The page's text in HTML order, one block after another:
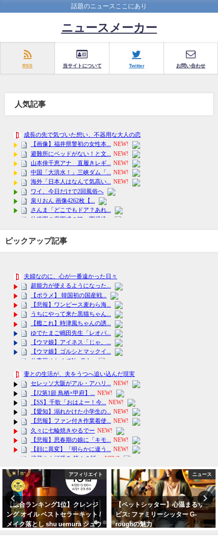
話題のニュースここにあり
ニュースメーカー
RSS 当サイトについて Twitter お問い合わせ
人気記事
ピックアップ記事
ニュース
【ペットシッター】心温まるサー
ビス: ファミリーシッター G-
roughの魅力
芸能・エンタメ
【悪●じゅり】宝塚歌劇団宙組公
演の中止の闇。天彩峰里（本名：
芥田樹里）の月組移籍は破綻し退
団濃厚か？